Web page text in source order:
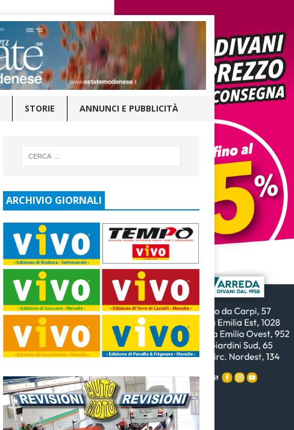
STORIE ANNUNCI E PUBBLICITÀ
ARCHIVIO GIORNALI